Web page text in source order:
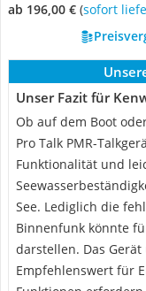
ab 196,00 € ( Sofort
Unser Fazit für
Ob auf dem Boot
Pro Talk PMR-
Funktionalität und
See. Lediglich die
Binnenfunk könnte
darstellen. Das Gerät
Empfehlenswert für